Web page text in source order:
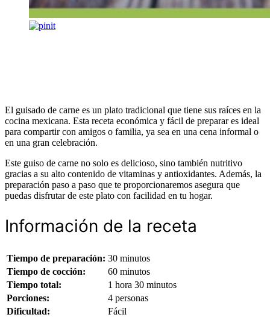
El guisado de carne es un plato tradicional que tiene sus raíces en la
cocina mexicana. Esta receta económica y fácil de preparar es ideal
para compartir con amigos o familia, ya sea en una cena informal o
en una gran celebración.
Este guiso de carne no solo es delicioso, sino también nutritivo
gracias a su alto contenido de vitaminas y antioxidantes. Además, la
preparación paso a paso que te proporcionaremos asegura que
puedas disfrutar de este plato con facilidad en tu hogar.
Información de la receta
Tiempo de preparación: 30 minutos
Tiempo de cocción:
60 minutos
Tiempo total:
1 hora 30 minutos
Porciones:
4 personas
Dificultad:
Fácil